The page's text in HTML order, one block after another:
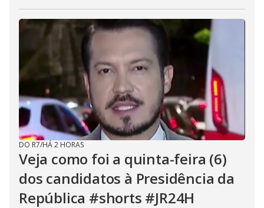
DO R7/HÁ 2 HORAS
Veja como foi a quinta-feira (6)
dos candidatos à Presidência da
República #shorts #JR24H